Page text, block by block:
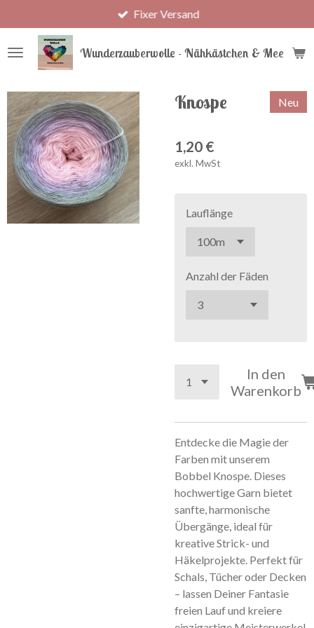
Hauptinhalt
springen
Wunderzauberwolle - Nähkästchen & Meer
Fixer Versand
Knospe Neu
1,20 €
exkl. MwSt
Lauflänge
Anzahl der Fäden
In den
Warenkorb
Entdecke die Magie der
Farben mit unserem
Bobbel Knospe. Dieses
hochwertige Garn bietet
sanfte, harmonische
Übergänge, ideal für
kreative Strick- und
Häkelprojekte. Perfekt für
Schals, Tücher oder Decken
– lassen Deiner Fantasie
freien Lauf und kreiere